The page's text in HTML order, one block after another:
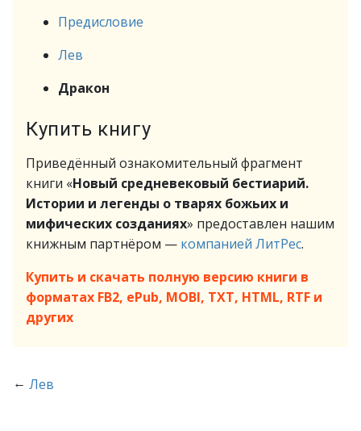
Предисловие
Лев
Дракон
Купить книгу
Приведённый ознакомительный фрагмент
книги «Новый средневековый бестиарий.
Истории и легенды о тварях божьих и
мифических созданиях» предоставлен нашим
книжным партнёром — компанией ЛитРес.
Купить и скачать полную версию книги в
форматах FB2, ePub, MOBI, TXT, HTML, RTF и
других
← Лев